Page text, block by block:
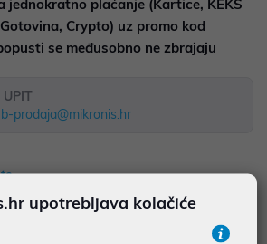
jednokratno plaćanje (Kartice, KEKS
Crypto) uz promo kod
se međusobno ne zbrajaju
prodaja@mikronis.hr
upotrebljava kolačiće